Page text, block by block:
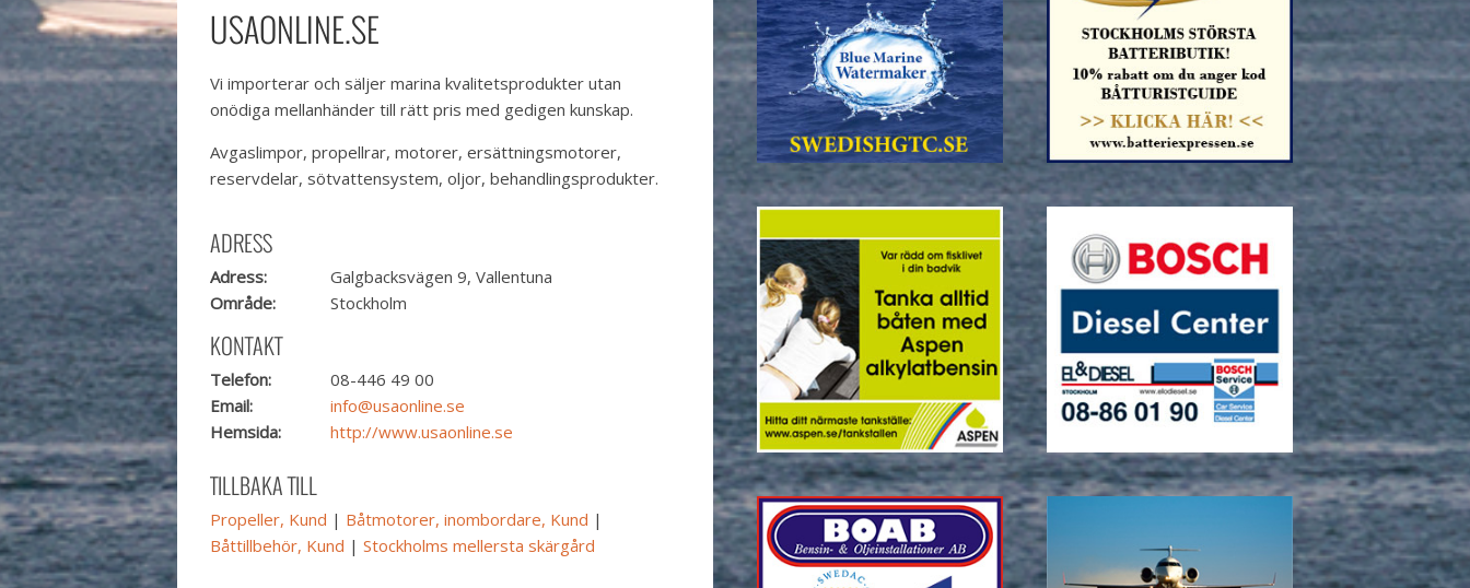
USAONLINE.SE
Vi importerar och säljer marina kvalitetsprodukter utan
onödiga mellanhänder till rätt pris med gedigen kunskap.
Avgaslimpor, propellrar, motorer, ersättningsmotorer,
reservdelar, sötvattensystem, oljor, behandlingsprodukter.
ADRESS
Adress:
Galgbacksvägen 9, Vallentuna
Område:
Stockholm
KONTAKT
Telefon:
08-446 49 00
Email:
info@usaonline.se
Hemsida:
http://www.usaonline.se
TILLBAKA TILL
Propeller, Kund | Båtmotorer, inombordare, Kund |
Båttillbehör, Kund | Stockholms mellersta skärgård